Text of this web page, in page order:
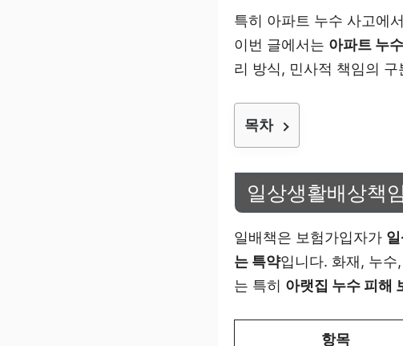
특히 아파트 누수 사고에
이번 글에서는 아파트 누
리 방식, 민사적 책임의
목차
일상생활배상책
일배책은 보험가입자가
는 특약입니다. 화재, 누수
는 특히 아랫집 누수 피해
항목